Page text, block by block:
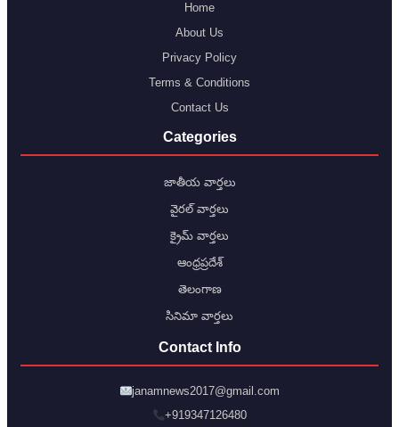
Home
About Us
Privacy Policy
Terms & Conditions
Contact Us
Categories
జాతీయ వార్తలు
వైరల్ వార్తలు
క్రైమ్ వార్తలు
ఆంధ్రప్రదేశ్
తెలంగాణ
సినిమా వార్తలు
Contact Info
janamnews2017@gmail.com
+919347126480